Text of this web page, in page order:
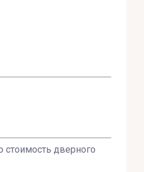
стоимость дверного